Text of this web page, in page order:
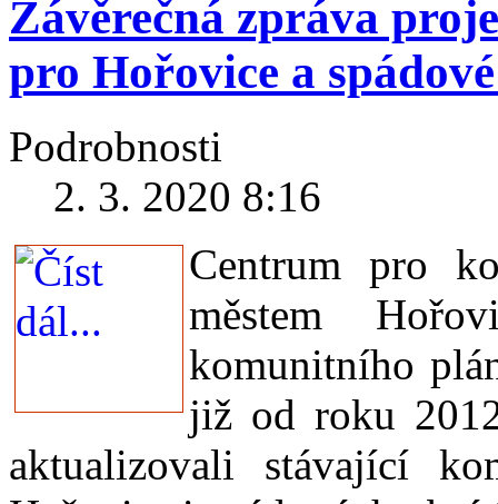
Závěrečná zpráva
pro Hořovice a
Podrobnosti
2. 3. 2020 8:16
Centrum pro
městem
komunitního
již od roku
aktualizovali stávající